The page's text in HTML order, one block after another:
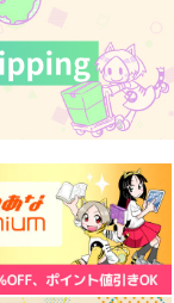
OEKAKI LOG♪【※
ノベルティ無】
1,320円（税込）
青葉つむぎ
サンプル
作品詳細